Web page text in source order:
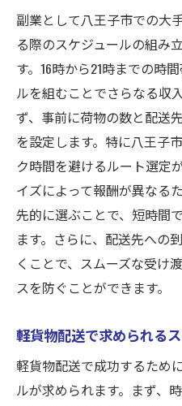
副業として八王子市での大
る際のスケジュールの組み
す。16時から21時までの時
ルを組むことでさらなる収
ず、事前に荷物の数と配送
を設定します。特に八王子
ク時間を避けるルート選定
イズによって報酬が異なる
先的に選ぶことで、短時間
ます。さらに、配送先への
くことで、スムーズな受け
スを防ぐことができます。
軽貨物配送で求められる
軽貨物配送で成功するため
ルが求められます。まず、